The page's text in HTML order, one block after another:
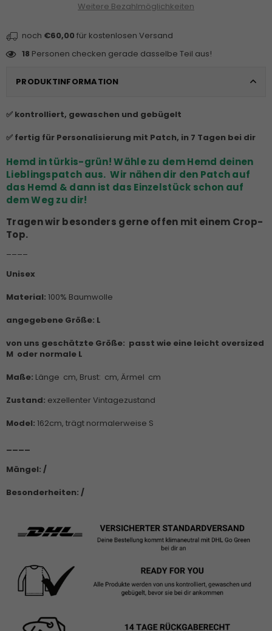
Weitere Bezahlmöglichkeiten
noch €60,00 für kostenlosen Versand
18 Personen checken gerade dasselbe Teil aus!
PRODUKTINFORMATION
✅ kontrolliert, gewaschen und gebügelt
✅ fertig für Personalisierung mit Patch, in 7 Tagen bei dir
Hemd in türkis-grün! Wähle zu dem Hemd deinen
Lieblingspatch aus. Wir nähen dir den Patch auf
das Hemd & dann ist das Einzelstück schon auf
dem Weg zu dir!
Tragen wir besonders gerne offen mit einem Crop-
Top.
Unisex
Material: 100% Baumwolle
angegebene Größe: L
von uns geschätzte Größe: passt wie eine leicht oversized
M oder normale L
Maße: Länge cm, Brust: cm, Ärmel cm
Zustand: exzellenter Vintagezustand
Model: 162cm, trägt normalerweise S
Mängel: /
Besonderheiten: /